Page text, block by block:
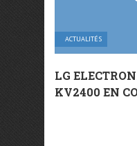
ACTUALITÉS
LG
KV2400 EN